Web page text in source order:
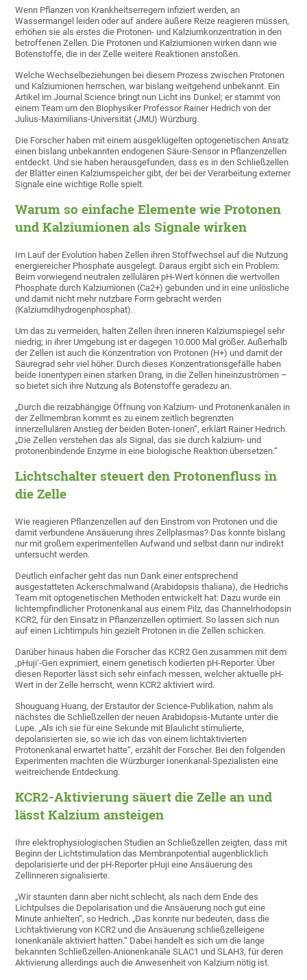
Wenn Pflanzen von Krankheitserregern infiziert werden, an
Wassermangel leiden oder auf andere äußere Reize reagieren müssen,
erhöhen sie als erstes die Protonen- und Kalziumkonzentration in den
betroffenen Zellen. Die Protonen und Kalziumionen wirken dann wie
Botenstoffe, die in der Zelle weitere Reaktionen anstoßen.
Welche Wechselbeziehungen bei diesem Prozess zwischen Protonen
und Kalziumionen herrschen, war bislang weitgehend unbekannt. Ein
Artikel im Journal Science bringt nun Licht ins Dunkel; er stammt von
einem Team um den Biophysiker Professor Rainer Hedrich von der
Julius-Maximilians-Universität (JMU) Würzburg.
Die Forscher haben mit einem ausgeklügelten optogenetischen Ansatz
einen bislang unbekannten endogenen Säure-Sensor in Pflanzenzellen
entdeckt. Und sie haben herausgefunden, dass es in den Schließzellen
der Blätter einen Kalziumspeicher gibt, der bei der Verarbeitung externer
Signale eine wichtige Rolle spielt.
Warum so einfache Elemente wie Protonen
und Kalziumionen als Signale wirken
Im Lauf der Evolution haben Zellen ihren Stoffwechsel auf die Nutzung
energiereicher Phosphate ausgelegt. Daraus ergibt sich ein Problem:
Beim vorwiegend neutralen zellulären pH-Wert können die wertvollen
Phosphate durch Kalziumionen (Ca2+) gebunden und in eine unlösliche
und damit nicht mehr nutzbare Form gebracht werden
(Kalziumdihydrogenphosphat).
Um das zu vermeiden, halten Zellen ihren inneren Kalziumspiegel sehr
niedrig; in ihrer Umgebung ist er dagegen 10.000 Mal größer. Außerhalb
der Zellen ist auch die Konzentration von Protonen (H+) und damit der
Säuregrad sehr viel höher. Durch dieses Konzentrationsgefälle haben
beide Ionentypen einen starken Drang, in die Zellen hineinzuströmen –
so bietet sich ihre Nutzung als Botenstoffe geradezu an.
„Durch die reizabhängige Öffnung von Kalzium- und Protonenkanälen in
der Zellmembran kommt es zu einem zeitlich begrenzten
innerzellulären Anstieg der beiden Boten-Ionen“, erklärt Rainer Hedrich.
„Die Zellen verstehen das als Signal, das sie durch kalzium- und
protonenbindende Enzyme in eine biologische Reaktion übersetzen.“
Lichtschalter steuert den Protonenfluss in
die Zelle
Wie reagieren Pflanzenzellen auf den Einstrom von Protonen und die
damit verbundene Ansäuerung ihres Zellplasmas? Das konnte bislang
nur mit großem experimentellen Aufwand und selbst dann nur indirekt
untersucht werden.
Deutlich einfacher geht das nun Dank einer entsprechend
ausgestatteten Ackerschmalwand (Arabidopsis thaliana), die Hedrichs
Team mit optogenetischen Methoden entwickelt hat: Dazu wurde ein
lichtempfindlicher Protonenkanal aus einem Pilz, das Channelrhodopsin
KCR2, für den Einsatz in Pflanzenzellen optimiert. So lassen sich nun
auf einen Lichtimpuls hin gezielt Protonen in die Zellen schicken.
Darüber hinaus haben die Forscher das KCR2 Gen zusammen mit dem
‚pHuji‘-Gen exprimiert, einem genetisch kodierten pH-Reporter. Über
diesen Reporter lässt sich sehr einfach messen, welcher aktuelle pH-
Wert in der Zelle herrscht, wenn KCR2 aktiviert wird.
Shouguang Huang, der Erstautor der Science-Publikation, nahm als
nächstes die Schließzellen der neuen Arabidopsis-Mutante unter die
Lupe. „Als ich sie für eine Sekunde mit Blaulicht stimulierte,
depolarisierten sie, so wie ich das von einem lichtaktivierten
Protonenkanal erwartet hatte“, erzählt der Forscher. Bei den folgenden
Experimenten machten die Würzburger Ionenkanal-Spezialisten eine
weitreichende Entdeckung.
KCR2-Aktivierung säuert die Zelle an und
lässt Kalzium ansteigen
Ihre elektrophysiologischen Studien an Schließzellen zeigten, dass mit
Beginn der Lichtstimulation das Membranpotential augenblicklich
depolarisierte und der pH-Reporter pHuji eine Ansäuerung des
Zellinneren signalisierte.
„Wir staunten dann aber nicht schlecht, als nach dem Ende des
Lichtpulses die Depolarisation und die Ansäuerung noch gut eine
Minute anhielten“, so Hedrich. „Das konnte nur bedeuten, dass die
Lichtaktivierung von KCR2 und die Ansäuerung schließzelleigene
Ionenkanäle aktiviert hatten.“ Dabei handelt es sich um die lange
bekannten Schließzellen-Anionenkanäle SLAC1 und SLAH3, für deren
Aktivierung allerdings auch die Anwesenheit von Kalzium nötig ist.